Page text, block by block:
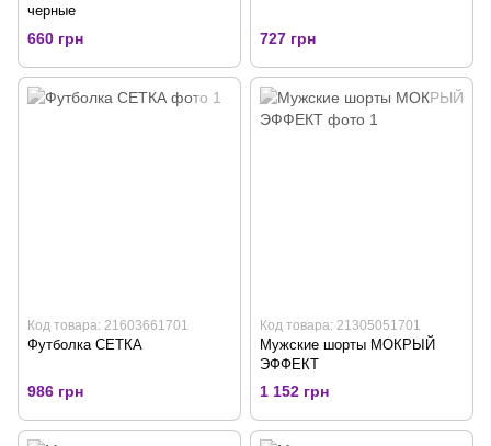
черные
660 грн 727 грн
Код товара: 21603661701
Футболка СЕТКА
986 грн
Код товара: 21305051701
Мужские шорты МОКРЫЙ
ЭФФЕКТ
1 152 грн